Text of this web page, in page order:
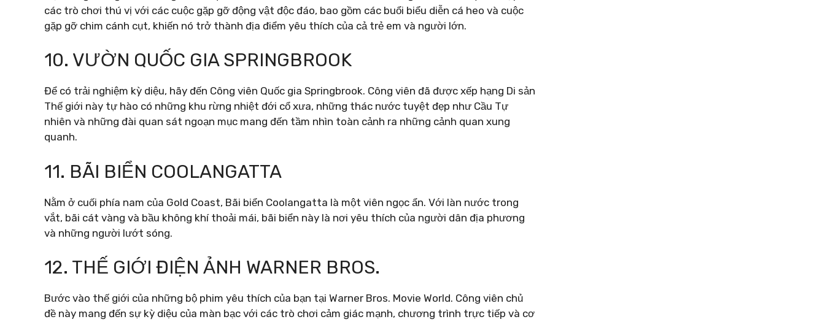
các trò chơi thú vị với các cuộc gặp gỡ động vật độc đáo, bao gồm các buổi biểu diễn cá heo và cuộc
gặp gỡ chim cánh cụt, khiến nó trở thành địa điểm yêu thích của cả trẻ em và người lớn.
10. VƯỜN QUỐC GIA SPRINGBROOK
Để có trải nghiệm kỳ diệu, hãy đến Công viên Quốc gia Springbrook. Công viên đã được xếp hạng Di sản
Thế giới này tự hào có những khu rừng nhiệt đới cổ xưa, những thác nước tuyệt đẹp như Cầu Tự
nhiên và những đài quan sát ngoạn mục mang đến tầm nhìn toàn cảnh ra những cảnh quan xung
quanh.
11. BÃI BIỂN COOLANGATTA
Nằm ở cuối phía nam của Gold Coast, Bãi biển Coolangatta là một viên ngọc ẩn. Với làn nước trong
vắt, bãi cát vàng và bầu không khí thoải mái, bãi biển này là nơi yêu thích của người dân địa phương
và những người lướt sóng.
12. THẾ GIỚI ĐIỆN ẢNH WARNER BROS.
Bước vào thế giới của những bộ phim yêu thích của bạn tại Warner Bros. Movie World. Công viên chủ
đề này mang đến sự kỳ diệu của màn bạc với các trò chơi cảm giác mạnh, chương trình trực tiếp và cơ